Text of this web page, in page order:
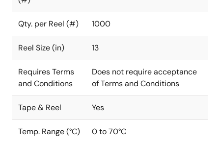
Qty. per Reel (#) 1000
Reel Size (in) 13
Requires Terms
and Conditions
Does not require acceptance
of Terms and Conditions
Tape & Reel Yes
Temp. Range (°C) 0 to 70°C